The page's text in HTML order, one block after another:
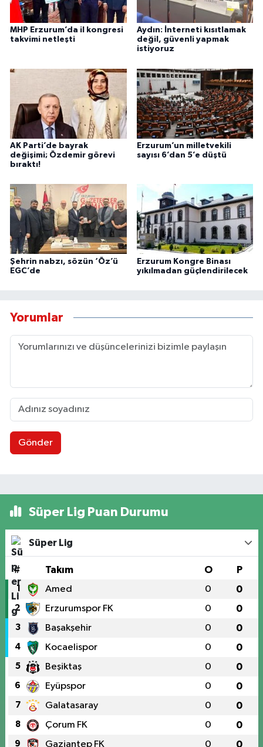
MHP Erzurum’da il kongresi
takvimi netleşti
Aydın: İnterneti kısıtlamak
değil, güvenli yapmak
istiyoruz
AK Parti’de bayrak
değişimi; Özdemir görevi
bıraktı!
Erzurum’un milletvekili
sayısı 6’dan 5’e düştü
Şehrin nabzı, sözün ‘Öz’ü
EGC’de
Erzurum Kongre Binası
yıkılmadan güçlendirilecek
Yorumlar
Gönder
Süper Lig Puan Durumu
Süper Lig
# Takım O P
1 Amed 0 0
2 Erzurumspor FK 0 0
3 Başakşehir 0 0
4 Kocaelispor 0 0
5 Beşiktaş 0 0
6 Eyüpspor 0 0
7 Galatasaray 0 0
8 Çorum FK 0 0
9 Gaziantep FK 0 0